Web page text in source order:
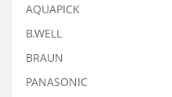
AQUAPICK
B.WELL
BRAUN
PANASONIC